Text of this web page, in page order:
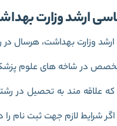
ارشد وزارت
وزارت بهداشت، هرسال در
در شاخه های علوم
که علاقه مند به تحصیل در
شرایط لازم جهت ثبت نام را